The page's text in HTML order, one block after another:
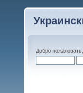
Добро пожаловать,